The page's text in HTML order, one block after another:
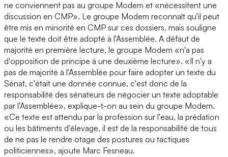
ne conviennent pas au groupe Modem et «nécessitent une
discussion en CMP». Le groupe Modem reconnaît qu'il peut
être mis en minorité en CMP sur ces dossiers, mais souligne
que le texte doit être adopté à l'Assemblée. A défaut de
majorité en première lecture, le groupe Modem «n'a pas
d'opposition de principe à une deuxième lecture». «Il n'y a
pas de majorité à l'Assemblée pour faire adopter un texte du
Sénat, c'était une donnée connue, c'est donc de la
responsabilité des sénateurs de négocier un texte adoptable
par l'Assemblée», explique-t-on au sein du groupe Modem.
«Ce texte est attendu par la profession sur l'eau, la prédation
ou les bâtiments d'élevage, il est de la responsabilité de tous
de ne pas le rendre otage des postures ou tactiques
politiciennes», ajoute Marc Fesneau.